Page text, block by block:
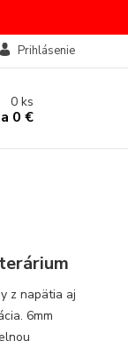
Prihlásenie
0ks
0 €
z napätia aj
6mm